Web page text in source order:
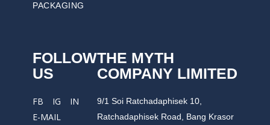
PACKAGING
FOLLOW
US
FB IG
IN
E-MAIL
THE MYTH
COMPANY LIMITED
9/1 Soi Ratchadaphisek 10,
Ratchadaphisek Road, Bang Krasor